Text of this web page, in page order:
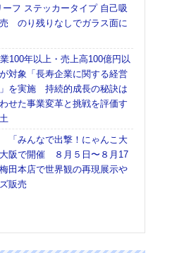
ーフ ステッカータイプ 自己吸
のり残りなしでガラス面に
100年以上・売上高100億円以
対象「長寿企業に関する経営
を実施 持続的成長の秘訣は
せた事業変革と挑戦を評価す
「みんなで出撃！にゃんこ大
阪で開催 ８月５日〜８月17
田本店で世界観の再現展示や
販売